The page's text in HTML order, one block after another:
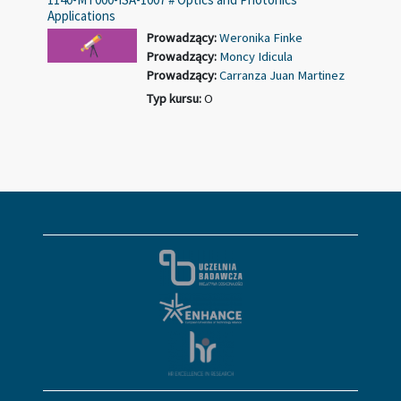
Applications
Prowadzący:Weronika Finke
Prowadzący: Moncy Idicula
Prowadzący:Carranza Juan Martinez
Typ kursu:O